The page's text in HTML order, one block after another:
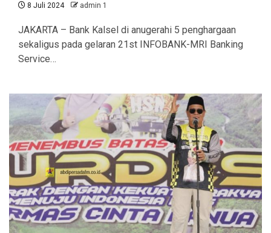
8 Juli 2024 admin 1
JAKARTA – Bank Kalsel di anugerahi 5 penghargaan
sekaligus pada gelaran 21st INFOBANK-MRI Banking
Service…